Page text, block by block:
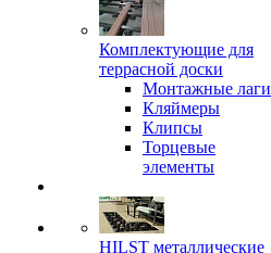
Комплектующие для
террасной доски
Монтажные лаги
Кляймеры
Клипсы
Торцевые
элементы
HILST металлические